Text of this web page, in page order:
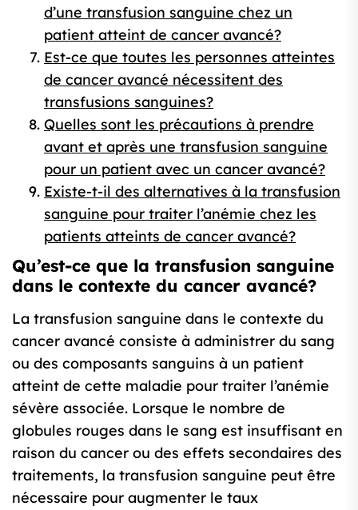
d’une transfusion sanguine chez un
patient atteint de cancer avancé?
Est-ce que toutes les personnes atteintes
de cancer avancé nécessitent des
transfusions sanguines?
Quelles sont les précautions à prendre
avant et après une transfusion sanguine
pour un patient avec un cancer avancé?
Existe-t-il des alternatives à la transfusion
sanguine pour traiter l’anémie chez les
patients atteints de cancer avancé?
Qu’est-ce que la transfusion sanguine
dans le contexte du cancer avancé?
La transfusion sanguine dans le contexte du
cancer avancé consiste à administrer du sang
ou des composants sanguins à un patient
atteint de cette maladie pour traiter l’anémie
sévère associée. Lorsque le nombre de
globules rouges dans le sang est insuffisant en
raison du cancer ou des effets secondaires des
traitements, la transfusion sanguine peut être
nécessaire pour augmenter le taux